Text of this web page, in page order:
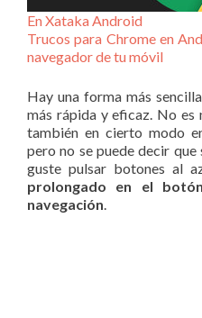
En Xataka Android
Trucos para Chrome en
navegador de tu móvil
Hay una forma más
más rápida y eficaz. No es
también en cierto modo
pero no se puede decir que
guste pulsar botones al
prolongado en el
navegación